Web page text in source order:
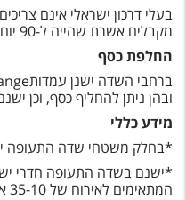
נגישות
עקבו אחרינו
בעלי דרכון ישראלי אינם
מקבלים אשרת שהייה ל-90 יום. בעלי תעודת מעבר צריכים ויזה.
החלפת כסף
ובהן ניתן להחליף כסף, וכן
מידע כללי
*בחלק משטחי שדה התעופה
*ישנם בשדה התעופה חדרי
המתאימים לאירוח של 35-10 אנשים.